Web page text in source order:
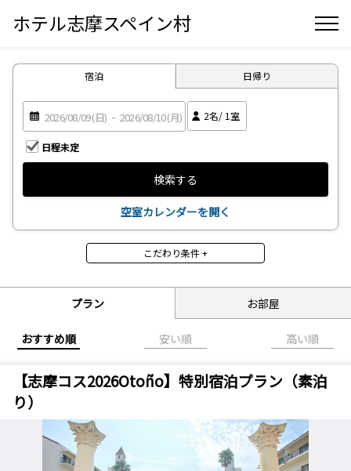
ホテル志摩スペイン村
宿泊 日帰り
日程未定
2名/ 1 室
検索する
空室カレンダーを開く
こだわり条件 +
スーペリアルーム
スタンダードルーム
グループルーム「アミー
ゴ」
リア」
食事
食事なし
朝食付
2食付
プラン お部屋
おすすめ順 安い順 高い順
【志摩コス2026Otoño】特別宿泊プラン（素泊
り）